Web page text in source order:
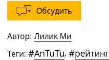
Обсудить
Автор: Лилик Ми
Теги: #AnTuTu, #рейтинг